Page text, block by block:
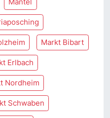
Mantel
Markt Bibart
Erlbach
Nordheim
Schwaben